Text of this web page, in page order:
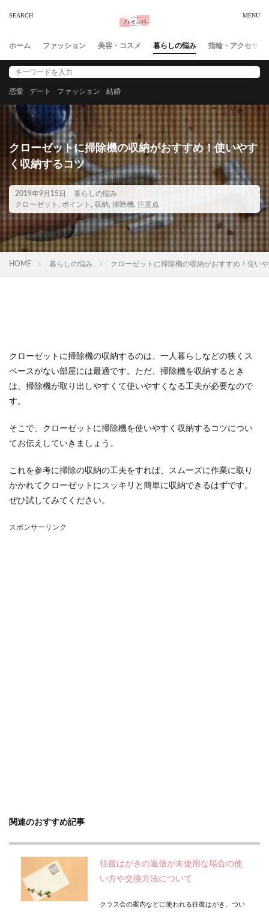
ホーム ファッション 美容・コスメ 暮らしの悩み 指輪・アクセサリ
恋愛 デート ファッション 結婚
クローゼットに掃除機の収納がおすすめ！使いやす
く収納するコツ
2019年9月15日
暮らしの悩み
クローゼット , ポイント , 収納, 掃除機, 注意点
HOME 暮らしの悩み クローゼットに掃除機の収納がおすすめ！使い
クローゼットに掃除機の収納するのは、一人暮らしなどの狭くス
ペースがない部屋には最適です。ただ、掃除機を収納するとき
は、掃除機が取り出しやすくて使いやすくなる工夫が必要なので
す。
そこで、クローゼットに掃除機を使いやすく収納するコツについ
てお伝えしていきましょう。
これを参考に掃除の収納の工夫をすれば、スムーズに作業に取り
かかれてクローゼットにスッキリと簡単に収納できるはずです。
ぜひ試してみてください。
スポンサーリンク
関連のおすすめ記事
往復はがきの返信が未使用な場合の使
い方や交換方法について
クラス会の案内などに使われる往復はがき、つい